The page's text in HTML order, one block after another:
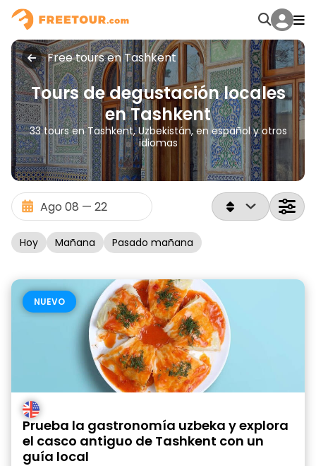
Free tours en Tashkent
Tours de degustación locales
en Tashkent
33 tours en Tashkent, Uzbekistán, en español y otros
idiomas
Hoy Mañana Pasado mañana
NUEVO
Prueba la gastronomía uzbeka y explora
el casco antiguo de Tashkent con un
guía local